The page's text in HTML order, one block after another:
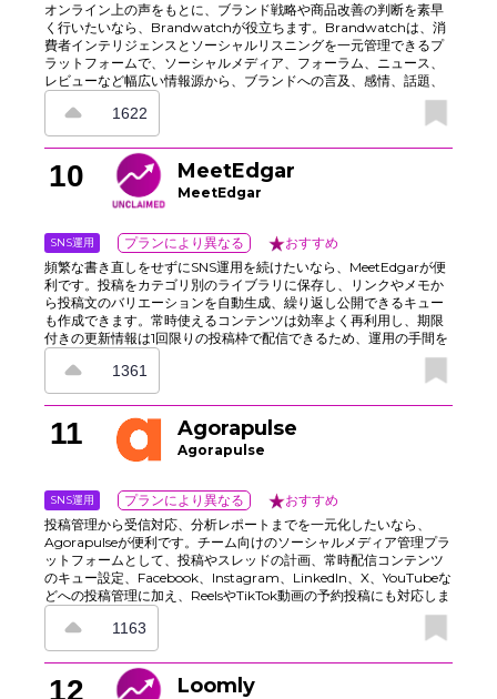
オンライン上の声をもとに、ブランド戦略や商品改善の判断を素早
く行いたいなら、Brandwatchが役立ちます。Brandwatchは、消
費者インテリジェンスとソーシャルリスニングを一元管理できるプ
ラットフォームで、ソーシャルメディア、フォーラム、ニュース、
レビューなど幅広い情報源から、ブランドへの言及、感情、話題、
競合動向を追跡できます。ダッシュボードでは急増した数値をクリ
エイターやイベントと結び付けて確認でき、アラートで異常な変化
もすぐに把握可能です。さらに、ワークスペース、権限設定、エク
スポート機能を使って、調査結果を世界中のPR、製品、サポートチ
ームとスムーズに共有できます。
1622
10 MeetEdgar
MeetEdgar
SNS運用 プランにより異なる おすすめ
頻繁な書き直しをせずにSNS運用を続けたいなら、MeetEdgarが便
利です。投稿をカテゴリ別のライブラリに保存し、リンクやメモか
ら投稿文のバリエーションを自動生成、繰り返し公開できるキュー
も作成できます。常時使えるコンテンツは効率よく再利用し、期限
付きの更新情報は1回限りの投稿枠で配信できるため、運用の手間を
抑えながら情報発信を継続できます。さらに、UTMパラメータとリ
ンク追跡で成果を確認でき、チーム承認機能でトーンの統一もしや
すくなります。カテゴリの一時停止や再開も、再構築なしで行えま
す。
1361
11 Agorapulse
Agorapulse
SNS運用 プランにより異なる おすすめ
投稿管理から受信対応、分析レポートまでを一元化したいなら、
Agorapulseが便利です。チーム向けのソーシャルメディア管理プラ
ットフォームとして、投稿やスレッドの計画、常時配信コンテンツ
のキュー設定、Facebook、Instagram、LinkedIn、X、YouTubeな
どへの投稿管理に加え、ReelsやTikTok動画の予約投稿にも対応しま
す。 統合受信ボックスでは、コメント、ダイレクトメッセージ、広
告コメントをまとめて確認でき、モデレーションルールや担当者へ
の割り当ても行えます。レポート機能では、クライアントや経営陣
向けのテンプレートを使って、リーチ、クリック数、オーディエン
スの成長を追跡可能です。さらに、モバイルアプリによる作業効率
1163
12 Loomly